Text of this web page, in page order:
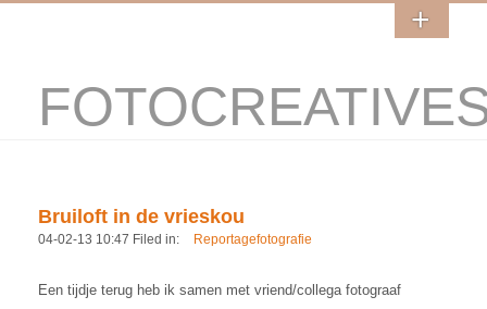
Bruiloft in de vrieskou
04-02-13 10:47 Filed in: Reportagefotografie
Een tijdje terug heb ik samen met vriend/collega fotograaf